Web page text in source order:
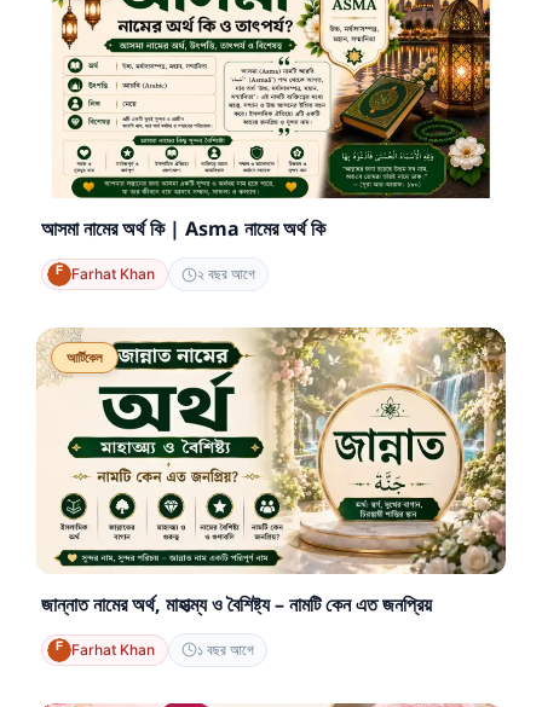
আসমা নামের অর্থ কি | Asma নামের অর্থ কি
Farhat Khan ২ বছর আগে
আর্টিকেল
জান্নাত নামের অর্থ, মাহাত্ম্য ও বৈশিষ্ট্য – নামটি কেন এত জনপ্রিয়
Farhat Khan ১ বছর আগে